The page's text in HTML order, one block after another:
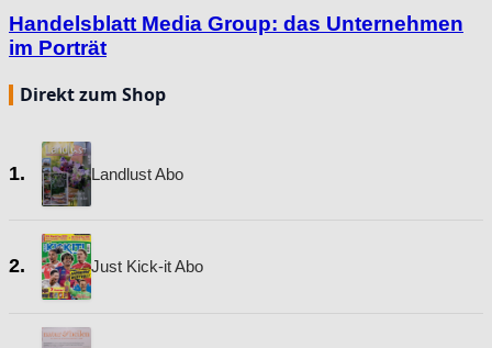
Handelsblatt Media Group: das Unternehmen
im Porträt
Direkt zum Shop
1. Landlust Abo
2. Just Kick-it Abo